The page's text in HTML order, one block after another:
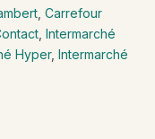
Carrefour
Intermarché
Hyper, Intermarché